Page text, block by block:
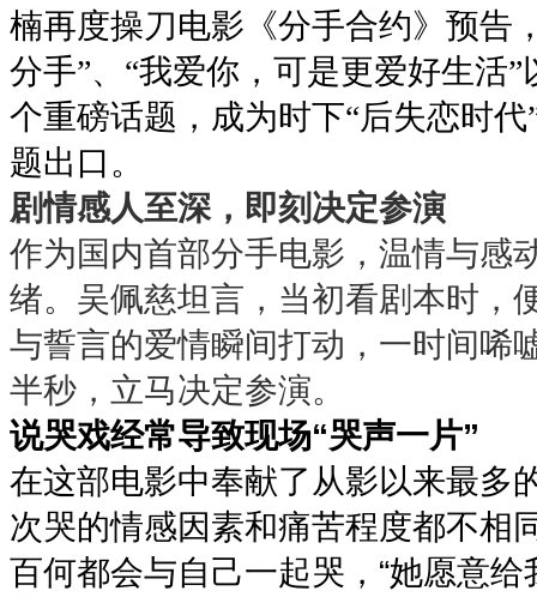
楠再度操刀电影《分手合约》预告
分手”、 “我爱你，可是更爱好生活”
个重磅话题，成为时下“后失恋时代
题出口。
剧情感人至深，即刻决定参演
作为国内首部分手电影，温情与感
绪。吴佩慈坦言，当初看剧本时，
与誓言的爱情瞬间打动，一时间唏
半秒，立马决定参演。
说哭戏经常导致现场“哭声一片”
在这部电影中奉献了从影以来最多
次哭的情感因素和痛苦程度都不相
百何都会与自己一起哭， “她愿意给